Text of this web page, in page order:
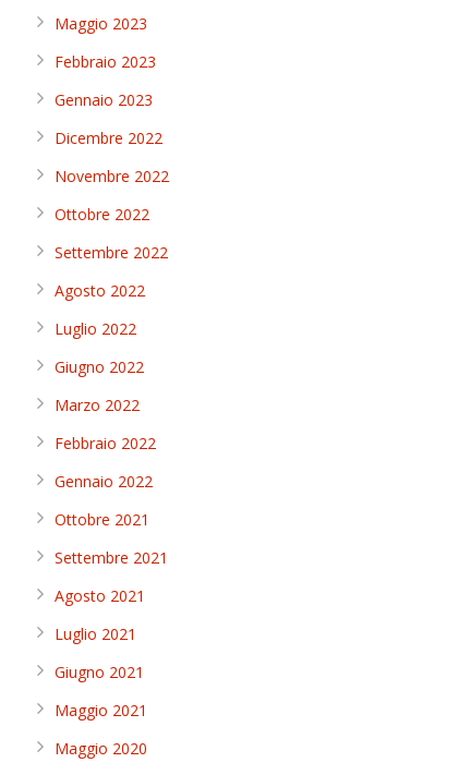
Maggio 2023
Febbraio 2023
Gennaio 2023
Dicembre 2022
Novembre 2022
Ottobre 2022
Settembre 2022
Agosto 2022
Luglio 2022
Giugno 2022
Marzo 2022
Febbraio 2022
Gennaio 2022
Ottobre 2021
Settembre 2021
Agosto 2021
Luglio 2021
Giugno 2021
Maggio 2021
Maggio 2020